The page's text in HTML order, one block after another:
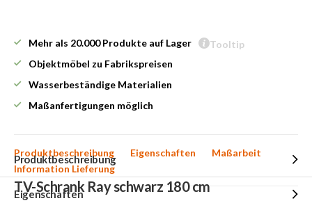
Mehr als 20.000 Produkte auf Lager
Tooltip
Objektmöbel zu Fabrikspreisen
Wasserbeständige Materialien
Maßanfertigungen möglich
Produktbeschreibung Eigenschaften
Maßarbeit
Information Lieferung
Produktbeschreibung
TV-Schrank Ray schwarz 180 cm
Eigenschaften